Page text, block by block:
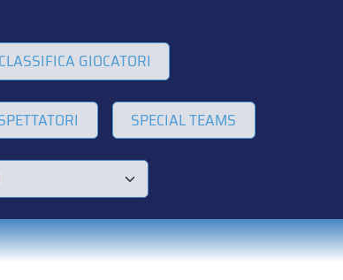
CLASSIFICA GIOCATORI
SPECIAL TEAMS